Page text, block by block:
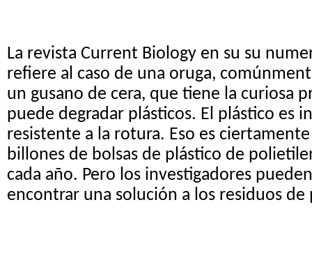
La revista Current Biology en su su
refiere al caso de una oruga,
un gusano de cera, que tiene la curiosa
puede degradar plásticos. El plástico es
resistente a la rotura. Eso es
billones de bolsas de plástico de
cada año. Pero los investigadores
encontrar una solución a los residuos de